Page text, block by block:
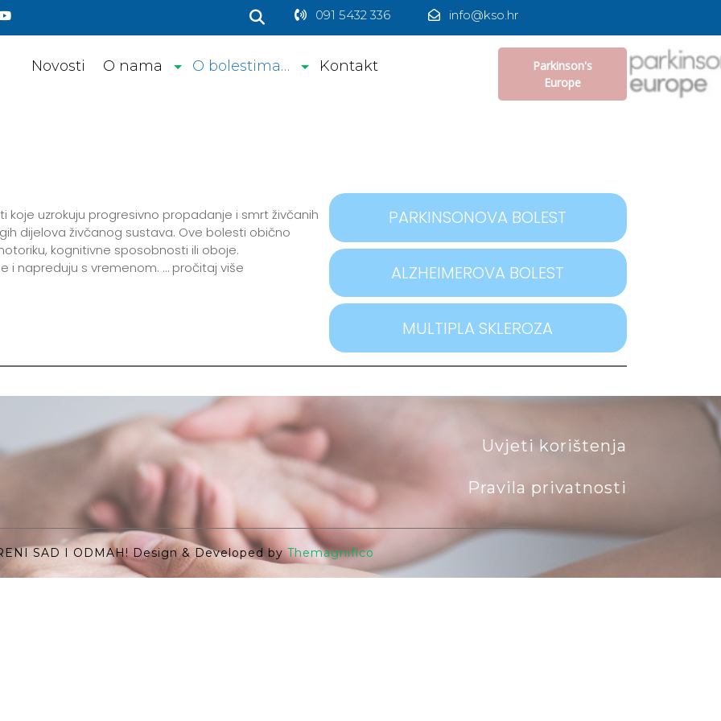
091 5432 336 info@kso.hr
Novosti O nama O bolestima… Kontakt
Parkinson's
Europe
uzrokuju progresivno propadanje i smrt živčanih
dijelova živčanog sustava. Ove bolesti obično
kognitivne sposobnosti ili oboje.
i napreduju s vremenom. … pročitaj više
PARKINSONOVA BOLEST
ALZHEIMEROVA BOLEST
MULTIPLA SKLEROZA
Uvjeti korištenja
Pravila privatnosti
SAD I ODMAH!Design & Developed byThemagnifico